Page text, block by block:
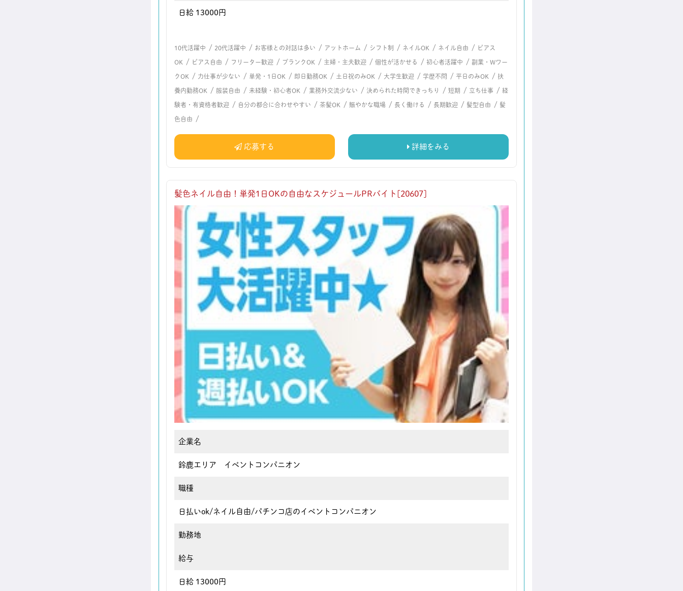
日給 13000円
10代活躍中 / 20代活躍中 / お客様との対話は多い / アットホーム / シフト制 / ネイルOK / ネイル自由 / ピアス
OK / ピアス自由 / フリーター歓迎 / ブランクOK / 主婦・主夫歓迎 / 個性が活かせる / 初心者活躍中 / 副業・Wワー
クOK / 力仕事が少ない / 単発・1日OK / 即日勤務OK / 土日祝のみOK / 大学生歓迎 / 学歴不問 / 平日のみOK / 扶
養内勤務OK / 服装自由 / 未経験・初心者OK / 業務外交流少ない / 決められた時間できっちり / 短期 / 立ち仕事 / 経
験者・有資格者歓迎 / 自分の都合に合わせやすい / 茶髪OK / 賑やかな職場 / 長く働ける / 長期歓迎 / 髪型自由 / 髪
色自由 /
応募する 詳細をみる
髪色ネイル自由！単発1日OKの自由なスケジュールPRバイト[20607]
企業名
鈴鹿エリア イベントコンパニオン
職種
日払いok/ネイル自由/パチンコ店のイベントコンパニオン
勤務地
給与
日給 13000円